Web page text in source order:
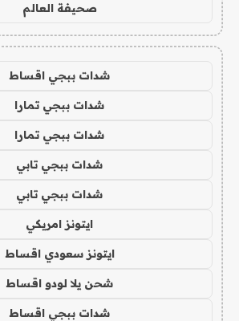
صحيفة العالم
شدات ببجي اقساط
شدات ببجي تمارا
شدات ببجي تمارا
شدات ببجي تابي
شدات ببجي تابي
ايتونز امريكي
ايتونز سعودي اقساط
شحن يلا لودو اقساط
شدات ببجي اقساط